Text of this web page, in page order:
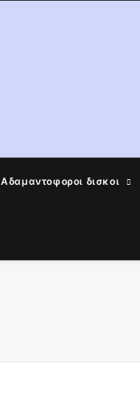
Αδαμαντοφοροι δισκοι